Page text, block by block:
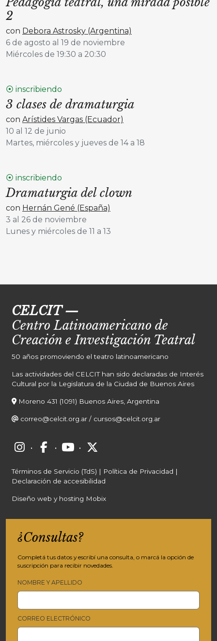
2
con Debora Astrosky (Argentina)
6 de agosto al 19 de noviembre
Miércoles de 19:30 a 20:30
⦿ inscribiendo
3 clases de dramaturgia
con Arístides Vargas (Ecuador)
10 al 12 de junio
Martes, miércoles y jueves de 14 a 18
⦿ inscribiendo
Dramaturgia del clown
con Hernán Gené (España)
3 al 26 de noviembre
Lunes y miércoles de 11 a 13
CELCIT—
Centro Latinoamericano de
Creación e Investigación Teatral
50 años promoviendo el teatro latinoamericano
Las actividades del CELCIT han sido declaradas de Interés
Cultural por la Legislatura de la Ciudad de Buenos Aires
Moreno 431 (1091) Buenos Aires, Argentina
correo@celcit.org.ar / cursos@celcit.org.ar
· · ·
Términos de Servicio (TdS) | Política de Privacidad |
Declaración de accesibilidad
Diseño web y hosting Mobix
¿Consultas?
Completá tus datos y escribí una consulta, o marcá la opción de
suscripción para recibir novedades.
NOMBRE Y APELLIDO
CORREO ELECTRÓNICO